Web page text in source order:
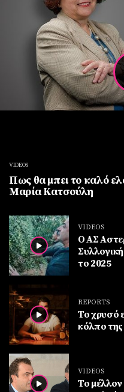
VIDEOS
Πως θα μπει το καλό
Μαρία Κατσούλη
VIDEOS
Ο ΑΣ
το 2025
REPORTS
Το χρυσό
κόλπο
VIDEOS
Το μέλλον